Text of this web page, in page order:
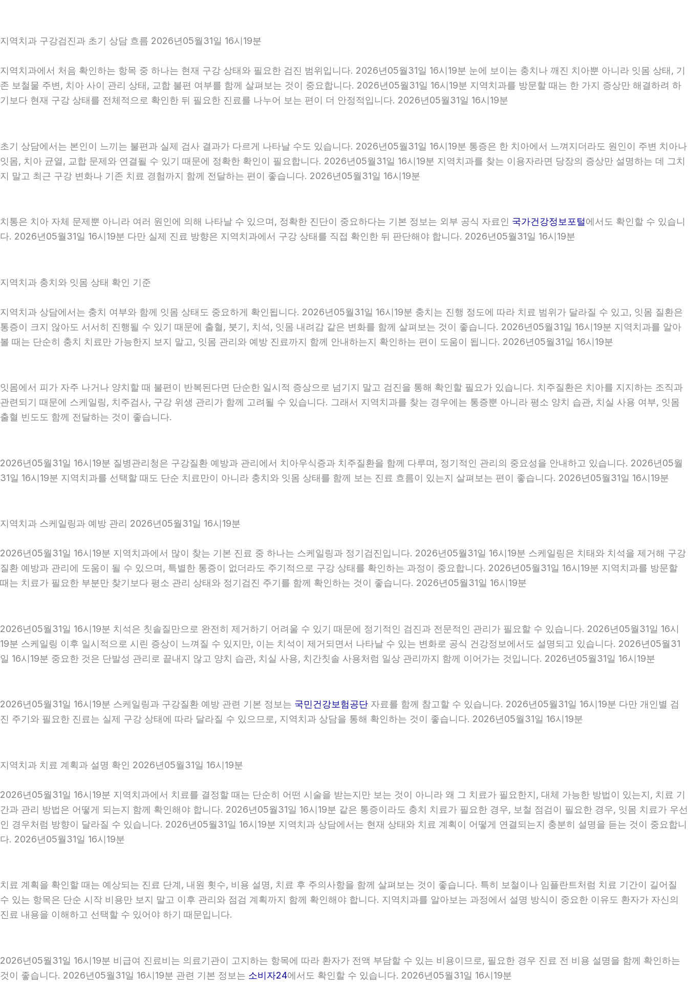
지역치과 구강검진과 초기 상담 흐름 2026년05월31일 16시19분
지역치과에서 처음 확인하는 항목 중 하나는 현재 구강 상태와 필요한 검진 범위입니다. 2026년05월31일 16시19분 눈에 보이는 충치나 깨진 치아뿐 아니라 잇몸 상태, 기
존 보철물 주변, 치아 사이 관리 상태, 교합 불편 여부를 함께 살펴보는 것이 중요합니다. 2026년05월31일 16시19분 지역치과를 방문할 때는 한 가지 증상만 해결하려 하
기보다 현재 구강 상태를 전체적으로 확인한 뒤 필요한 진료를 나누어 보는 편이 더 안정적입니다. 2026년05월31일 16시19분
초기 상담에서는 본인이 느끼는 불편과 실제 검사 결과가 다르게 나타날 수도 있습니다. 2026년05월31일 16시19분 통증은 한 치아에서 느껴지더라도 원인이 주변 치아나
잇몸, 치아 균열, 교합 문제와 연결될 수 있기 때문에 정확한 확인이 필요합니다. 2026년05월31일 16시19분 지역치과를 찾는 이용자라면 당장의 증상만 설명하는 데 그치
지 말고 최근 구강 변화나 기존 치료 경험까지 함께 전달하는 편이 좋습니다. 2026년05월31일 16시19분
치통은 치아 자체 문제뿐 아니라 여러 원인에 의해 나타날 수 있으며, 정확한 진단이 중요하다는 기본 정보는 외부 공식 자료인 국가건강정보포털에서도 확인할 수 있습니
다. 2026년05월31일 16시19분 다만 실제 진료 방향은 지역치과에서 구강 상태를 직접 확인한 뒤 판단해야 합니다. 2026년05월31일 16시19분
지역치과 충치와 잇몸 상태 확인 기준
지역치과 상담에서는 충치 여부와 함께 잇몸 상태도 중요하게 확인됩니다. 2026년05월31일 16시19분 충치는 진행 정도에 따라 치료 범위가 달라질 수 있고, 잇몸 질환은
통증이 크지 않아도 서서히 진행될 수 있기 때문에 출혈, 붓기, 치석, 잇몸 내려감 같은 변화를 함께 살펴보는 것이 좋습니다. 2026년05월31일 16시19분 지역치과를 알아
볼 때는 단순히 충치 치료만 가능한지 보지 말고, 잇몸 관리와 예방 진료까지 함께 안내하는지 확인하는 편이 도움이 됩니다. 2026년05월31일 16시19분
잇몸에서 피가 자주 나거나 양치할 때 불편이 반복된다면 단순한 일시적 증상으로 넘기지 말고 검진을 통해 확인할 필요가 있습니다. 치주질환은 치아를 지지하는 조직과
관련되기 때문에 스케일링, 치주검사, 구강 위생 관리가 함께 고려될 수 있습니다. 그래서 지역치과를 찾는 경우에는 통증뿐 아니라 평소 양치 습관, 치실 사용 여부, 잇몸
출혈 빈도도 함께 전달하는 것이 좋습니다.
2026년05월31일 16시19분 질병관리청은 구강질환 예방과 관리에서 치아우식증과 치주질환을 함께 다루며, 정기적인 관리의 중요성을 안내하고 있습니다. 2026년05월
31일 16시19분 지역치과를 선택할 때도 단순 치료만이 아니라 충치와 잇몸 상태를 함께 보는 진료 흐름이 있는지 살펴보는 편이 좋습니다. 2026년05월31일 16시19분
지역치과 스케일링과 예방 관리 2026년05월31일 16시19분
2026년05월31일 16시19분 지역치과에서 많이 찾는 기본 진료 중 하나는 스케일링과 정기검진입니다. 2026년05월31일 16시19분 스케일링은 치태와 치석을 제거해 구강
질환 예방과 관리에 도움이 될 수 있으며, 특별한 통증이 없더라도 주기적으로 구강 상태를 확인하는 과정이 중요합니다. 2026년05월31일 16시19분 지역치과를 방문할
때는 치료가 필요한 부분만 찾기보다 평소 관리 상태와 정기검진 주기를 함께 확인하는 것이 좋습니다. 2026년05월31일 16시19분
2026년05월31일 16시19분 치석은 칫솔질만으로 완전히 제거하기 어려울 수 있기 때문에 정기적인 검진과 전문적인 관리가 필요할 수 있습니다. 2026년05월31일 16시
19분 스케일링 이후 일시적으로 시린 증상이 느껴질 수 있지만, 이는 치석이 제거되면서 나타날 수 있는 변화로 공식 건강정보에서도 설명되고 있습니다. 2026년05월31
일 16시19분 중요한 것은 단발성 관리로 끝내지 않고 양치 습관, 치실 사용, 치간칫솔 사용처럼 일상 관리까지 함께 이어가는 것입니다. 2026년05월31일 16시19분
2026년05월31일 16시19분 스케일링과 구강질환 예방 관련 기본 정보는 국민건강보험공단 자료를 함께 참고할 수 있습니다. 2026년05월31일 16시19분 다만 개인별 검
진 주기와 필요한 진료는 실제 구강 상태에 따라 달라질 수 있으므로, 지역치과 상담을 통해 확인하는 것이 좋습니다. 2026년05월31일 16시19분
지역치과 치료 계획과 설명 확인 2026년05월31일 16시19분
2026년05월31일 16시19분 지역치과에서 치료를 결정할 때는 단순히 어떤 시술을 받는지만 보는 것이 아니라 왜 그 치료가 필요한지, 대체 가능한 방법이 있는지, 치료 기
간과 관리 방법은 어떻게 되는지 함께 확인해야 합니다. 2026년05월31일 16시19분 같은 통증이라도 충치 치료가 필요한 경우, 보철 점검이 필요한 경우, 잇몸 치료가 우선
인 경우처럼 방향이 달라질 수 있습니다. 2026년05월31일 16시19분 지역치과 상담에서는 현재 상태와 치료 계획이 어떻게 연결되는지 충분히 설명을 듣는 것이 중요합니
다. 2026년05월31일 16시19분
치료 계획을 확인할 때는 예상되는 진료 단계, 내원 횟수, 비용 설명, 치료 후 주의사항을 함께 살펴보는 것이 좋습니다. 특히 보철이나 임플란트처럼 치료 기간이 길어질
수 있는 항목은 단순 시작 비용만 보지 말고 이후 관리와 점검 계획까지 함께 확인해야 합니다. 지역치과를 알아보는 과정에서 설명 방식이 중요한 이유도 환자가 자신의
진료 내용을 이해하고 선택할 수 있어야 하기 때문입니다.
2026년05월31일 16시19분 비급여 진료비는 의료기관이 고지하는 항목에 따라 환자가 전액 부담할 수 있는 비용이므로, 필요한 경우 진료 전 비용 설명을 함께 확인하는
것이 좋습니다. 2026년05월31일 16시19분 관련 기본 정보는 소비자24에서도 확인할 수 있습니다. 2026년05월31일 16시19분